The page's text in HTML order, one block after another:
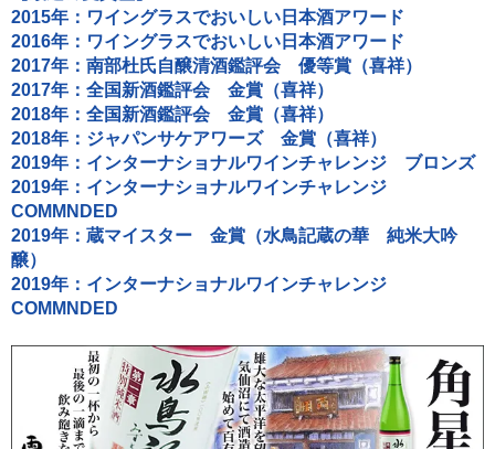
2015年：ワイングラスでおいしい日本酒アワード
2016年：ワイングラスでおいしい日本酒アワード
2017年：南部杜氏自醸清酒鑑評会 優等賞（喜祥）
2017年：全国新酒鑑評会 金賞（喜祥）
2018年：全国新酒鑑評会 金賞（喜祥）
2018年：ジャパンサケアワーズ 金賞（喜祥）
2019年：インターナショナルワインチャレンジ ブロンズ
2019年：インターナショナルワインチャレンジ
COMMNDED
2019年：蔵マイスター 金賞（水鳥記蔵の華 純米大吟
醸）
2019年：インターナショナルワインチャレンジ
COMMNDED